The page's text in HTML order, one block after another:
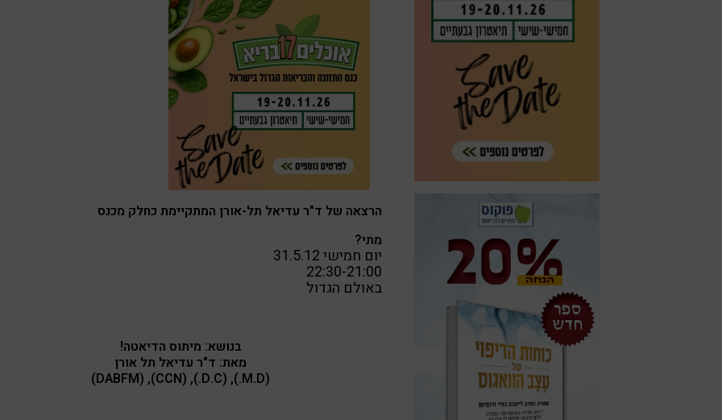
הרצאה של ד"ר עדיאל תל-אורן המתקיימת כחלק מכנס
מתי?
יום חמישי 31.5.12
22:30-21:00
באולם הגדול
בנושא: מיתוס הדיאטה!
מאת: ד"ר עדיאל תל אורן
(M.D.), (D.C.), (CCN), (DABFM)